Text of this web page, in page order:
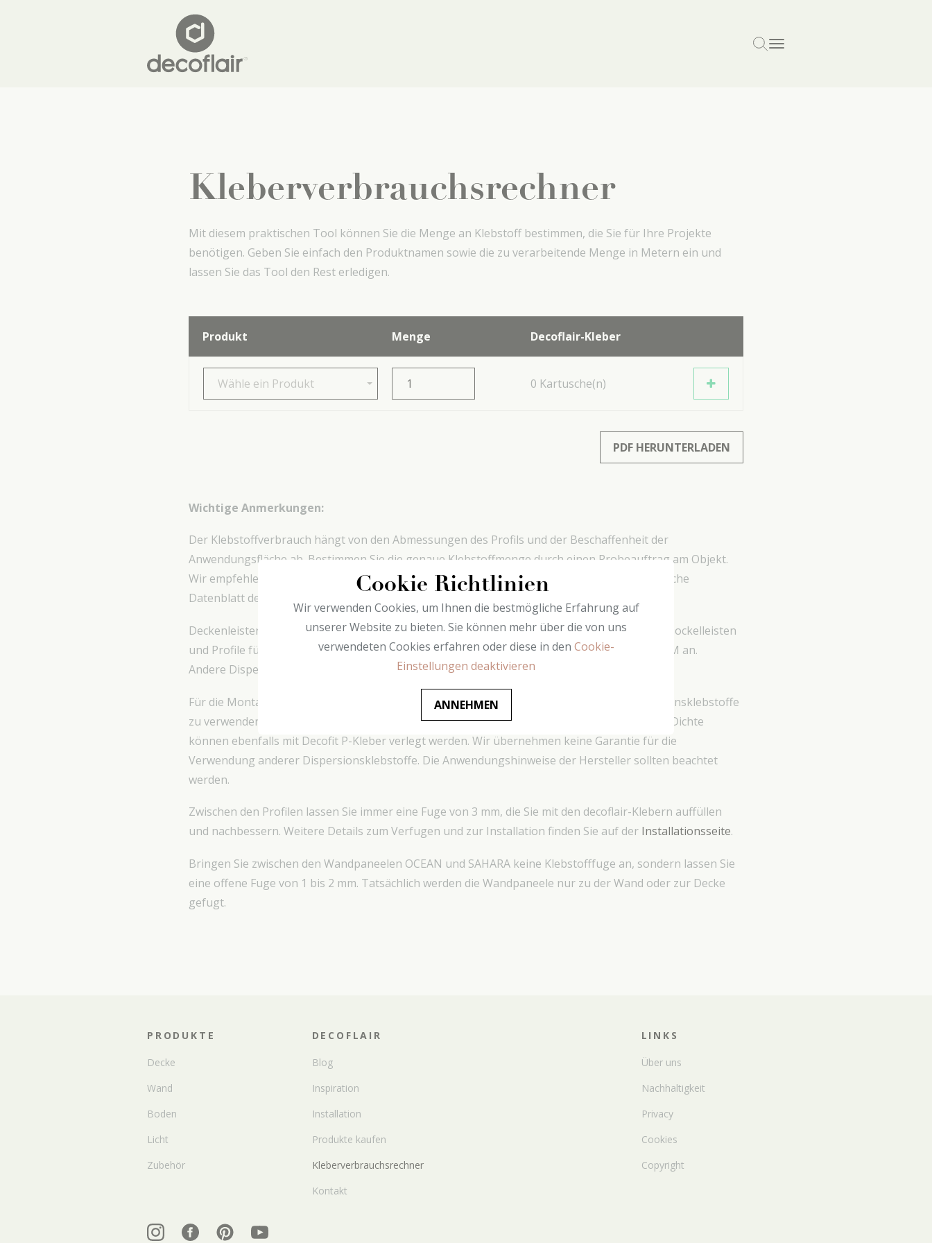
Kleberverbrauchsrechner
Mit diesem praktischen Tool können Sie die Menge an Klebstoff bestimmen, die Sie für Ihre Projekte
benötigen. Geben Sie einfach den Produktnamen sowie die zu verarbeitende Menge in Metern ein und
lassen Sie das Tool den Rest erledigen.
Produkt Menge Decoflair-Kleber
Wähle ein Produkt 0 Kartusche(n)
PDF HERUNTERLADEN
Wichtige Anmerkungen:
Der Klebstoffverbrauch hängt von den Abmessungen des Profils und der Beschaffenheit der
Anwendungsfläche ab. Bestimmen Sie die genaue Klebstoffmenge durch einen Probeauftrag am Objekt.
Wir empfehlen Ihnen unbedingt, stets unsere Installationsvideos anzusehen und das technische
Datenblatt des Produkts zu lesen, bevor Sie die Profile anbringen.
Deckenleisten, Rosetten, Designelemente, Wandleisten, Wandpaneele, Sockelleisten, Abdecksockelleisten
und Profile für indirekte Beleuchtung bringen Sie am besten mit Hilfe des Klebers decoflair CM an.
Andere Dispersionsklebstoffe eignen sich ebenfalls für die Installation.
Für die Montage der Deckenplatten empfehlen wir Ihnen, statt decoflair CM andere Dispersionsklebstoffe
zu verwenden. Produkte aus geschäumtem Polymer und extrudiertem Polymer mit niedriger Dichte
können ebenfalls mit Decofit P-Kleber verlegt werden. Wir übernehmen keine Garantie für die
Verwendung anderer Dispersionsklebstoffe. Die Anwendungshinweise der Hersteller sollten beachtet
werden.
Zwischen den Profilen lassen Sie immer eine Fuge von 3 mm, die Sie mit den decoflair-Klebern auffüllen
und nachbessern. Weitere Details zum Verfugen und zur Installation finden Sie auf der Installationsseite.
Bringen Sie zwischen den Wandpaneelen OCEAN und SAHARA keine Klebstofffuge an, sondern lassen Sie
eine offene Fuge von 1 bis 2 mm. Tatsächlich werden die Wandpaneele nur zu der Wand oder zur Decke
gefugt.
PRODUKTE
Decke
Wand
Boden
Licht
Zubehör
DECOFLAIR
Blog
Inspiration
Installation
Produkte kaufen
Kleberverbrauchsrechner
Kontakt
LINKS
Über uns
Nachhaltigkeit
Privacy
Cookies
Copyright
Cookie Richtlinien
Wir verwenden Cookies, um Ihnen die bestmögliche Erfahrung auf
unserer Website zu bieten. Sie können mehr über die von uns
verwendeten Cookies erfahren oder diese in den Cookie-
Einstellungen deaktivieren
ANNEHMEN